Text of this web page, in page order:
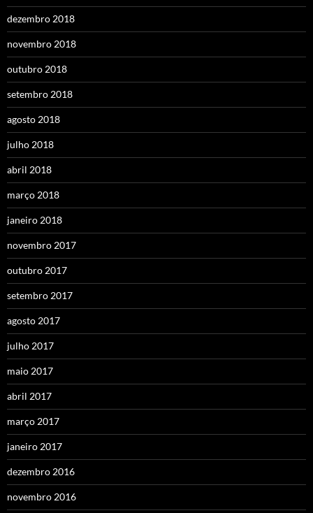
dezembro 2018
novembro 2018
outubro 2018
setembro 2018
agosto 2018
julho 2018
abril 2018
março 2018
janeiro 2018
novembro 2017
outubro 2017
setembro 2017
agosto 2017
julho 2017
maio 2017
abril 2017
março 2017
janeiro 2017
dezembro 2016
novembro 2016